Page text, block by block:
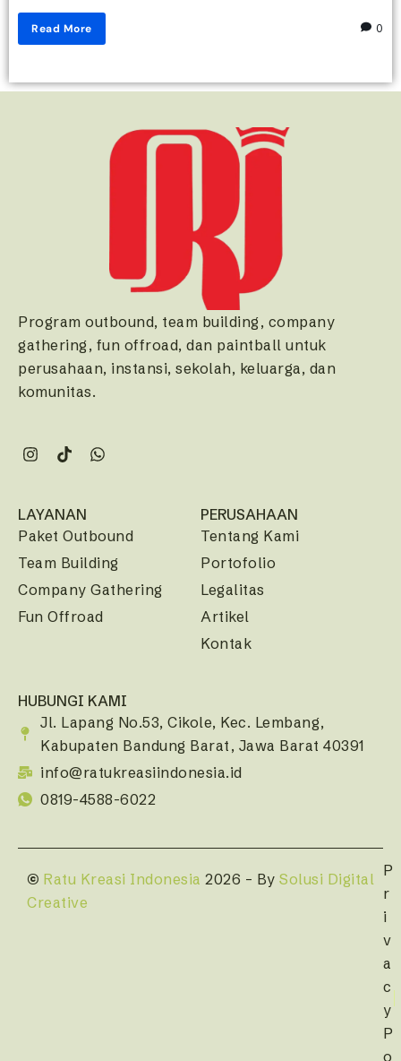
Read More 0
Program outbound, team building, company
gathering, fun offroad, dan paintball untuk
perusahaan, instansi, sekolah, keluarga, dan
komunitas.
LAYANAN
Paket Outbound
Team Building
Company Gathering
Fun Offroad
PERUSAHAAN
Tentang Kami
Portofolio
Legalitas
Artikel
Kontak
HUBUNGI KAMI
Jl. Lapang No.53, Cikole, Kec. Lembang,
Kabupaten Bandung Barat, Jawa Barat 40391
info@ratukreasiindonesia.id
0819-4588-6022
© Ratu Kreasi Indonesia 2026 – By Solusi Digital
Creative
P
r
i
v
a
c
y
P
o